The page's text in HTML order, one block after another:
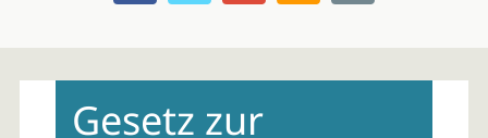
Gesetz zur